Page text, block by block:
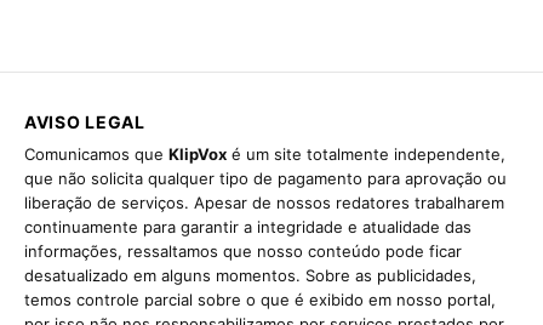
AVISO LEGAL
Comunicamos que KlipVox é um site totalmente independente,
que não solicita qualquer tipo de pagamento para aprovação ou
liberação de serviços. Apesar de nossos redatores trabalharem
continuamente para garantir a integridade e atualidade das
informações, ressaltamos que nosso conteúdo pode ficar
desatualizado em alguns momentos. Sobre as publicidades,
temos controle parcial sobre o que é exibido em nosso portal,